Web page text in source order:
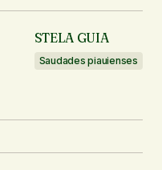
STELA GUIA
Saudades piauienses